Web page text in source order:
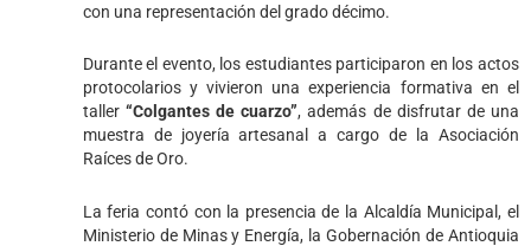
con una representación del grado décimo.
Durante el evento, los estudiantes participaron en los actos
protocolarios y vivieron una experiencia formativa en el
taller “Colgantes de cuarzo”, además de disfrutar de una
muestra de joyería artesanal a cargo de la Asociación
Raíces de Oro.
La feria contó con la presencia de la Alcaldía Municipal, el
Ministerio de Minas y Energía, la Gobernación de Antioquia